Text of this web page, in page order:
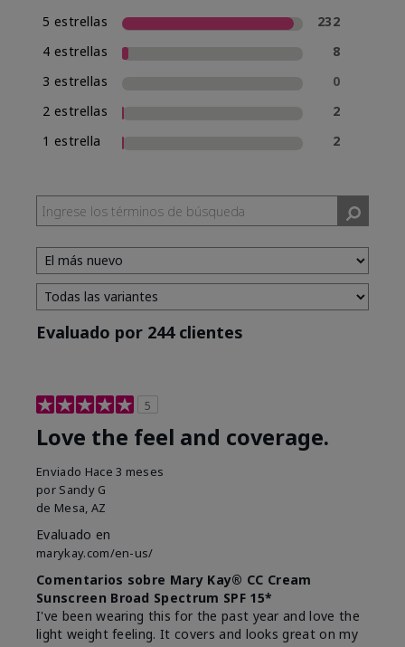
5 estrellas
232
4 estrellas
8
3 estrellas
0
2 estrellas
2
1 estrella
2
Evaluado por 244 clientes
5
Love the feel and coverage.
Enviado Hace 3 meses
por Sandy G
de Mesa, AZ
Evaluado en
marykay.com/en-us/
Comentarios sobre Mary Kay® CC Cream
Sunscreen Broad Spectrum SPF 15*
I've been wearing this for the past year and love the
light weight feeling. It covers and looks great on my